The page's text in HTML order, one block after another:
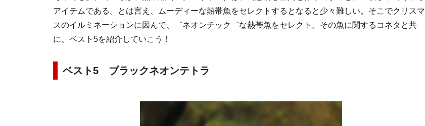
アイテムである。とは言え、ムーディーな熱帯魚をセレクトするとなると少々難しい。そこでクリスマ
スのイルミネーションに因んで、゛ネオンチック゛な熱帯魚をセレクト。その魚に関するコネタと共
に、ベスト5を紹介していこう！
ベスト5 ブラックネオンテトラ